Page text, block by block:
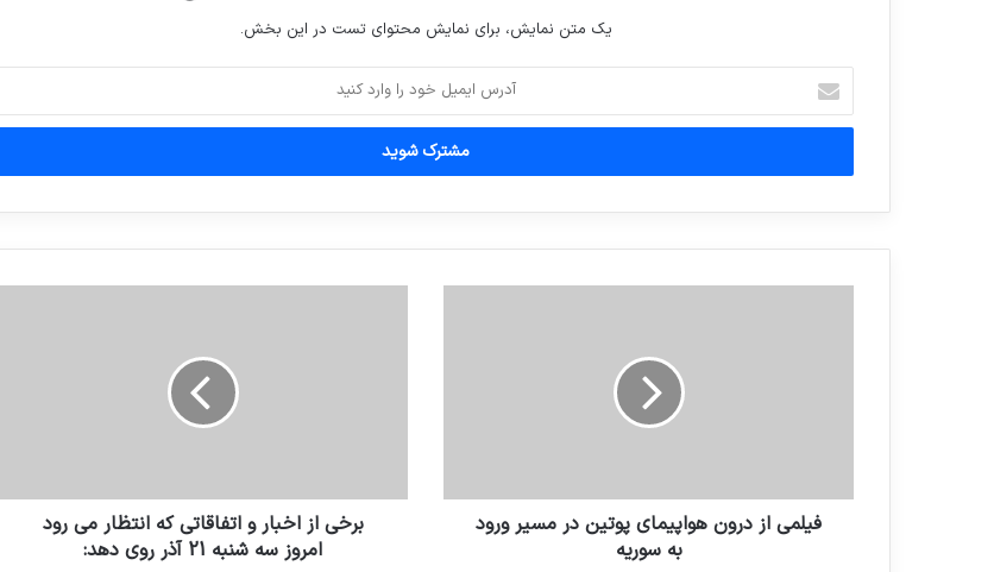
مالی و بانکی به سه کشور کره شمالی، ایران و
پرسپولیس با همسر و فرزندش
حذف فرآورده‌های رانیتیدین از بازار دارویی
یک متن نمایش، برای نمایش محتوای تست در این بخش.
آدرس
ایمیل
خود
وارد
فیلمی از درون هواپیمای پوتین در مسیر ورود
به سوریه
برخی از اخبار و اتفاقاتی که انتظار می رود
امروز سه شنبه 21 آذر روی دهد: